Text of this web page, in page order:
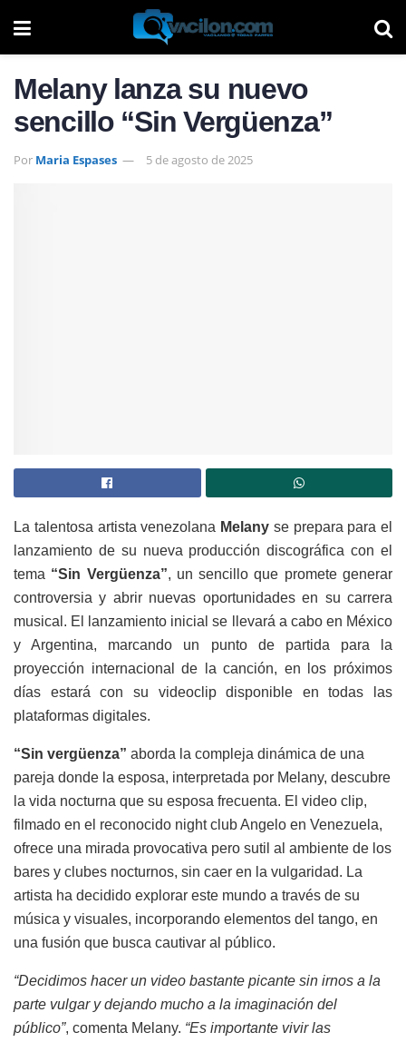
Melany lanza su nuevo
sencillo “Sin Vergüenza”
Por Maria Espases 5 de agosto de 2025
La talentosa artista venezolana Melany se prepara para el
lanzamiento de su nueva producción discográfica con el
tema “Sin Vergüenza”, un sencillo que promete generar
controversia y abrir nuevas oportunidades en su carrera
musical. El lanzamiento inicial se llevará a cabo en México
y Argentina, marcando un punto de partida para la
proyección internacional de la canción, en los próximos
días estará con su videoclipdisponible en todas las
plataformas digitales.
“Sin vergüenza” aborda la compleja dinámica de una
pareja donde la esposa, interpretada por Melany, descubre
la vida nocturna que su esposa frecuenta. El video clip,
filmado en el reconocido night club Angelo en Venezuela,
ofrece una mirada provocativa pero sutil al ambiente de los
bares y clubes nocturnos, sin caer en la vulgaridad. La
artista ha decidido explorar este mundo a través de su
música y visuales, incorporando elementos del tango, en
una fusión que busca cautivar al público.
“Decidimos hacer un video bastante picante sin irnos a la
parte vulgar y dejando mucho a la imaginación del
público”, comenta Melany. “Es importante vivir las